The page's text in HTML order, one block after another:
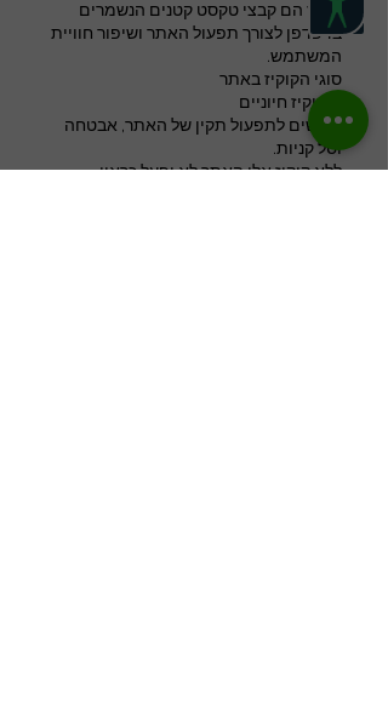
קוקיז הם קבצי טקסט קטנים הנשמרים
בדפדפן לצורך תפעול האתר ושיפור חוויית
המשתמש.
סוגי הקוקיז באתר
נדרשים לתפעול תקין של האתר, אבטחה
וסל קניות.
ללא קוקיז אלו האתר לא יפעל כראוי.